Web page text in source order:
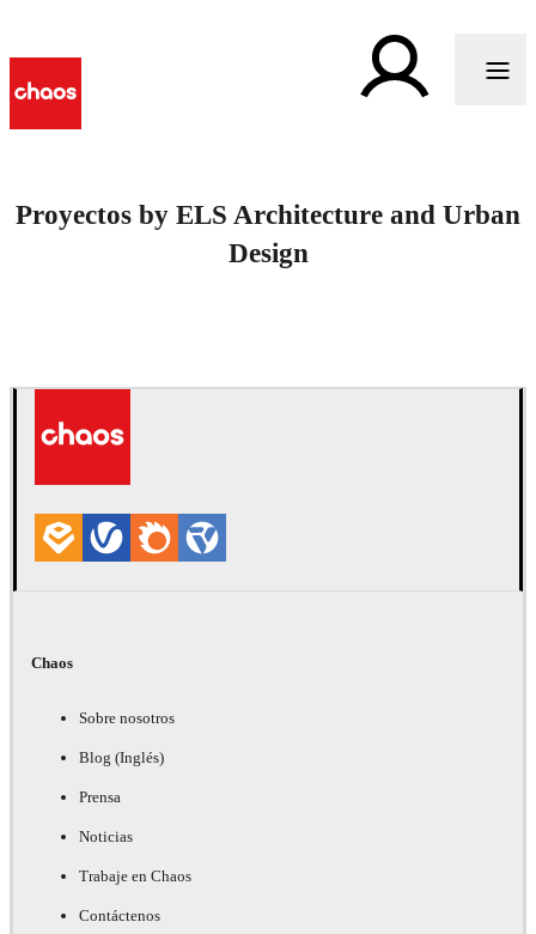
Proyectos by ELS Architecture and Urban
Design
Chaos
Sobre nosotros
Blog (Inglés)
Prensa
Noticias
Trabaje en Chaos
Contáctenos